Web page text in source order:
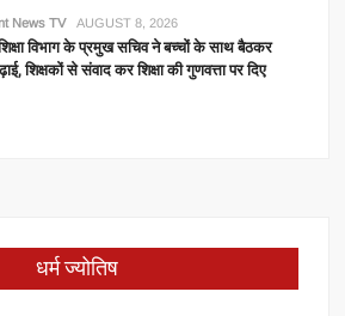
News TV AUGUST 8, 2026
विभाग के प्रमुख सचिव ने बच्चों के साथ बैठकर
शिक्षकों से संवाद कर शिक्षा की गुणवत्ता पर दिए
धर्म ज्योतिष